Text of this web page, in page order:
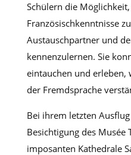
Schülern die
Französischkenntnisse
Austauschpartner und
kennenzulernen. Sie
eintauchen und erleben,
der Fremdsprache
Bei ihrem letzten
Besichtigung des Musée
imposanten Kathedrale